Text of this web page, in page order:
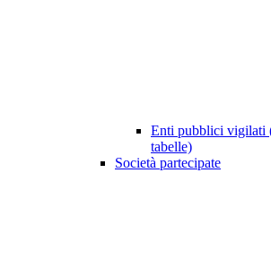
Enti pubblici vigilati
tabelle)
Società partecipate